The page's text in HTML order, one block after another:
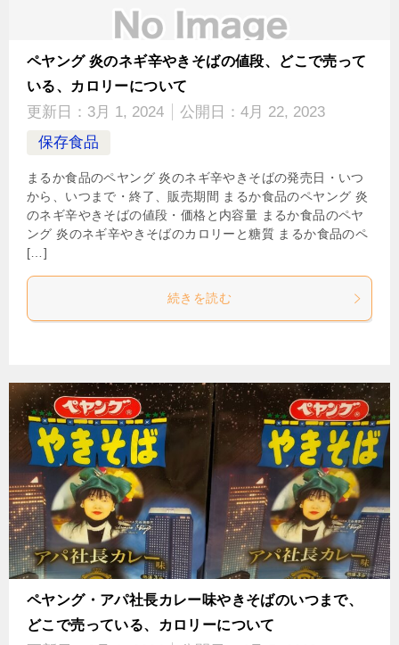
ペヤング 炎のネギ辛やきそばの値段、どこで売って
いる、カロリーについて
更新日： 3月 1, 2024 公開日： 4月 22, 2023
保存食品
まるか食品のペヤング 炎のネギ辛やきそばの発売日・いつ
から、いつまで・終了、販売期間 まるか食品のペヤング 炎
のネギ辛やきそばの値段・価格と内容量 まるか食品のペヤ
ング 炎のネギ辛やきそばのカロリーと糖質 まるか食品のペ
[…]
続きを読む
ペヤング・アパ社長カレー味やきそばのいつまで、
どこで売っている、カロリーについて